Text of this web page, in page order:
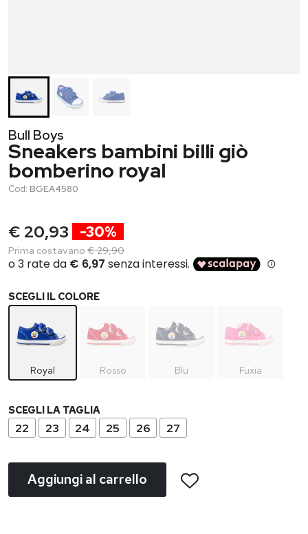
Bull Boys
Sneakers bambini billi giò
bomberino royal
Cod: BGEA4580
€ 20,93 -30%
Prima costavano € 29,90
SCEGLI IL COLORE
Royal Rosso Blu Fuxia
SCEGLI LA TAGLIA
22 23 24 25 26 27
Aggiungi al carrello